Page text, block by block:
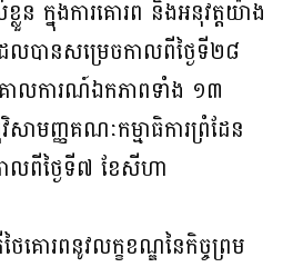
ស់ខ្លួន ក្នុងការគោរព និងអនុវត្តយ៉ាង
លបានសម្រេចកាលពីថ្ងៃទី២៨
ោលការណ៍ឯកភាពទាំង ១៣
ាមញ្ញគណៈកម្មាធិការព្រំដែន
លពីថ្ងៃទី៧ ខែសីហា
ៃគោរពនូវលក្ខខណ្ឌនៃកិច្ចព្រម